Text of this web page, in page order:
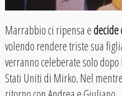
Marrabbio ci ripensa edecide
volendo rendere triste sua
verranno celeberate solo
Stati Uniti di Mirko. Nel